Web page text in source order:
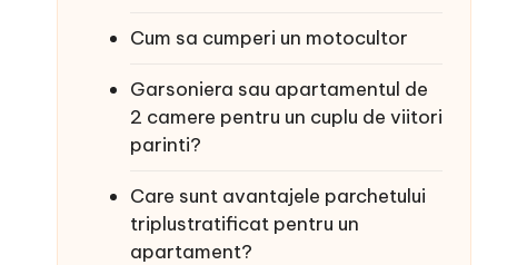
Cum sa cumperi un motocultor
Garsoniera sau apartamentul de
2 camere pentru un cuplu de viitori
parinti?
Care sunt avantajele parchetului
triplustratificat pentru un
apartament?